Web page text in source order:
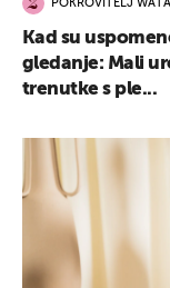
POKROVITELJ WATA
Kad su
gledanje: Mali
trenutke s ple...